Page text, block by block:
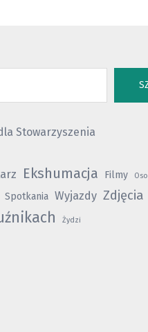
Ekshumacja Filmy
Spotkania Wyjazdy Zdjęcia
Żydzi